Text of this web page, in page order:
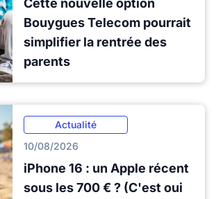
Cette nouvelle option
Bouygues Telecom pourrait
simplifier la rentrée des
parents
Actualité
10/08/2026
iPhone 16 : un Apple récent
sous les 700 € ? (C'est oui